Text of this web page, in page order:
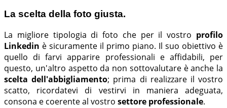
La scelta della foto giusta.
La migliore tipologia di foto che per il vostro profilo
Linkedin è sicuramente il primo piano. Il suo obiettivo è
quello di farvi apparire professionali e affidabili, per
questo, un'altro aspetto da non sottovalutare è anche la
scelta dell'abbigliamento; prima di realizzare il vostro
scatto, ricordatevi di vestirvi in maniera adeguata,
consona e coerente al vostro settore professionale.